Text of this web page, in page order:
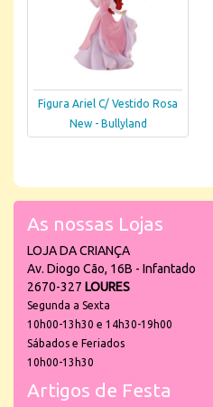
Figura Ariel C/ Vestido Rosa
New - Bullyland
As nossas Lojas
LOJA DA CRIANÇA
Av. Diogo Cão, 16B - Infantado
2670-327 LOURES
Segunda a Sexta
10h00-13h30 e 14h30-19h00
Sábados e Feriados
10h00-13h30
Artigos de Festa